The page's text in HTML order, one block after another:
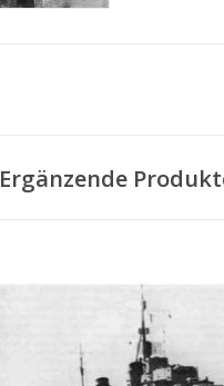
Ergänzende
ZUM WARENKORB